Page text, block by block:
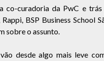
co-curadoria da PwC e
BSP Business School
sobre o assunto.
desde algo mais leve